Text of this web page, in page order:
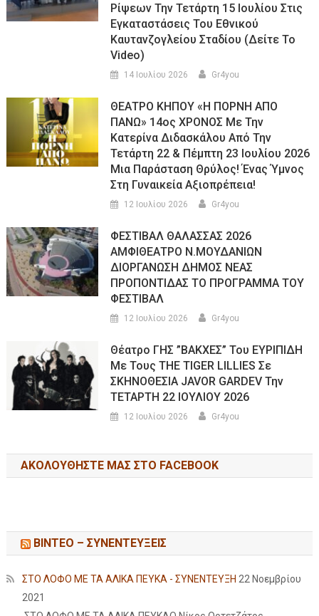
Ρίψεων Την Τετάρτη 15 Ιουλίου Στις
Εγκαταστάσεις Του Εθνικού
Καυτανζογλείου Σταδίου (Δείτε Το
Video)
14 Ιουλίου 2026 Gr4you
ΘΕΑΤΡΟ ΚΗΠΟΥ «Η ΠΟΡΝΗ ΑΠΟ
ΠΑΝΩ» 14ος ΧΡΟΝΟΣ Με Την
Κατερίνα Διδασκάλου Από Την
Τετάρτη 22 & Πέμπτη 23 Ιουλίου 2026
Μια Παράσταση Θρύλος! Ένας Ύμνος
Στη Γυναικεία Αξιοπρέπεια!
12 Ιουλίου 2026 Gr4you
ΦΕΣΤΙΒΑΛ ΘΑΛΑΣΣΑΣ 2026
ΑΜΦΙΘΕΑΤΡΟ Ν.ΜΟΥΔΑΝΙΩΝ
ΔΙΟΡΓΑΝΩΣΗ ΔΗΜΟΣ ΝΕΑΣ
ΠΡΟΠΟΝΤΙΔΑΣ ΤΟ ΠΡΟΓΡΑΜΜΑ ΤΟΥ
ΦΕΣΤΙΒΑΛ
12 Ιουλίου 2026 Gr4you
Θέατρο ΓΗΣ ”ΒΑΚΧΕΣ” Του ΕΥΡΙΠΙΔΗ
Με Τους THE TIGER LILLIES Σε
ΣΚΗΝΟΘΕΣΙΑ JAVOR GARDEV Την
ΤΕΤΑΡΤΗ 22 ΙΟΥΛΙΟΥ 2026
12 Ιουλίου 2026 Gr4you
ΑΚΟΛΟΥΘΉΣΤΕ ΜΑΣ ΣΤΟ FACEBOOK
ΒΙΝΤΕΟ – ΣΥΝΕΝΤΕΥΞΕΙΣ
ΣΤΟ ΛΟΦΟ ΜΕ ΤΑ ΑΛΙΚΑ ΠΕΥΚΑ - ΣΥΝΕΝΤΕΥΞΗ 22 Νοεμβρίου
2021